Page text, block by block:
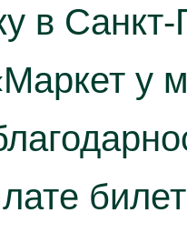
в Санкт-
у